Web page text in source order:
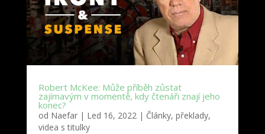
Robert McKee: Může příběh zůstat
zajímavým v momentě, kdy čtenáři znají jeho
konec?
od Naefar| Led 16, 2022 | Články, překlady,
videa s titulky